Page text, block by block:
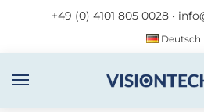
+49 (0) 4101 805 0028 •
Deutsch